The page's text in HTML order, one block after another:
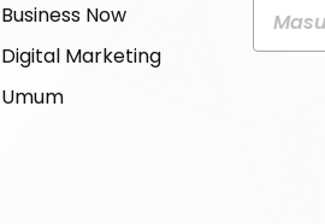
Business Now
Digital Marketing
Umum